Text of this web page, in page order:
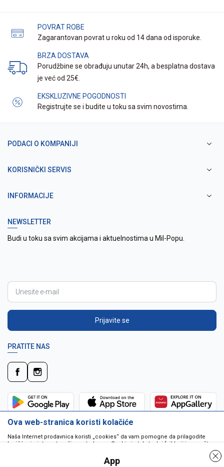
POVRAT ROBE
Zagarantovan povrat u roku od 14 dana od isporuke.
BRZA DOSTAVA
Porudžbine se obrađuju unutar 24h, a besplatna dostava
je već od 25€.
EKSKLUZIVNE POGODNOSTI
Registrujte se i budite u toku sa svim novostima.
PODACI O KOMPANIJI
KORISNIČKI SERVIS
INFORMACIJE
NEWSLETTER
Budi u toku sa svim akcijama i aktuelnostima u Mil-Popu.
Prijavite se
PRATITE NAS
Ova web-stranica koristi kolačiće
Naša Internet prodavnica koristi „cookies“ da vam pomogne da prilagodite
korišćenje interneta vašim potrebama. Cookie je tekstualni fajl koji je smešten
da pokrenu program ili da isporuče virus vašem računaru. Cookie-i su
jedinstveno dodeljeni vama, i jedino mogu biti pročitani od strane web servera
App